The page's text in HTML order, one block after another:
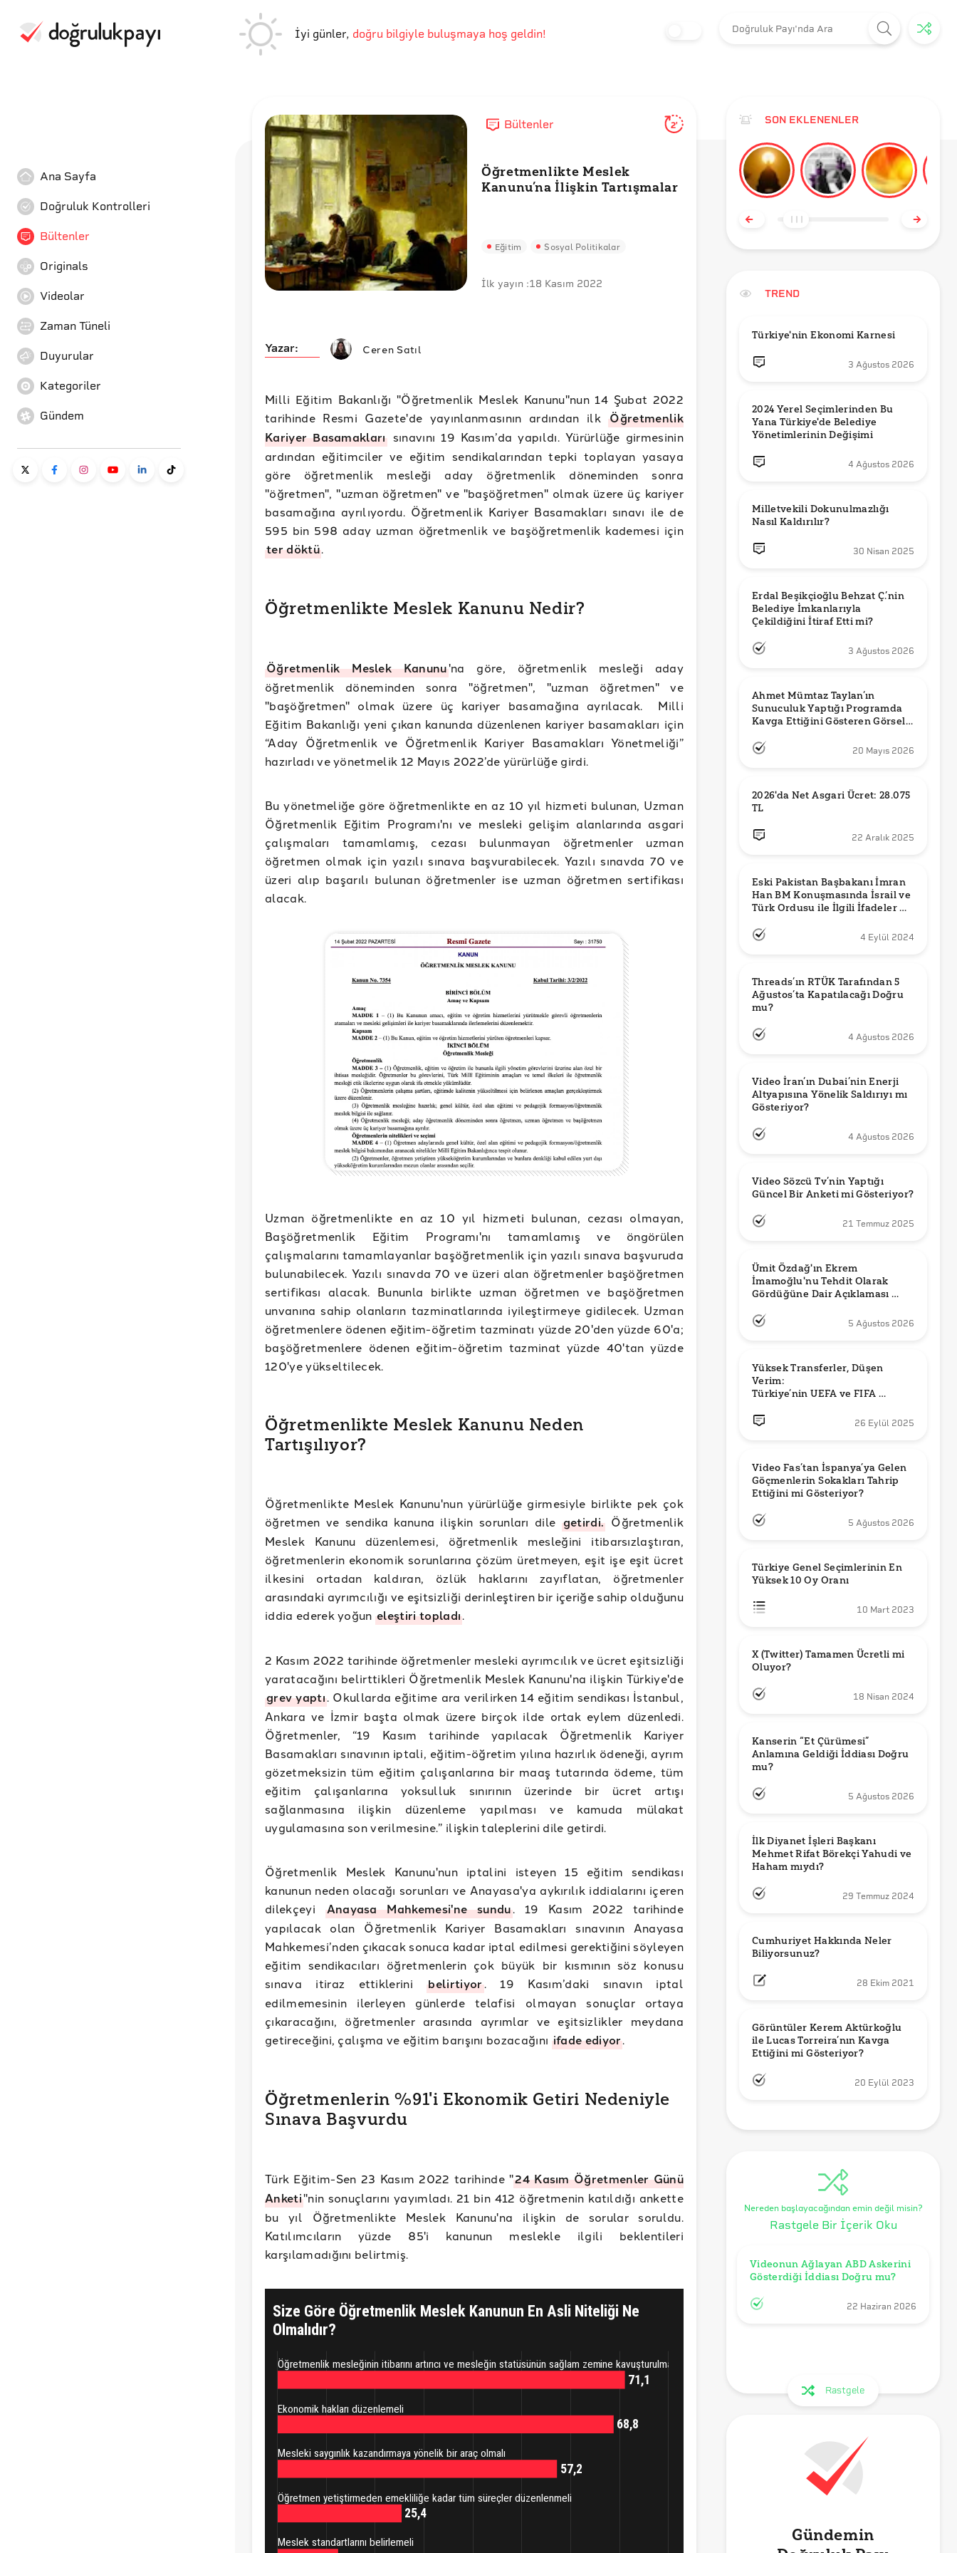
İyi günler, doğru bilgiyle buluşmaya hoş geldin!
Ana Sayfa
Doğruluk Kontrolleri
Bültenler
Originals
Videolar
Zaman Tüneli
Duyurular
Kategoriler
Gündem
Bültenler 2'
Öğretmenlikte Meslek
Kanunu’na İlişkin Tartışmalar
Eğitim Sosyal Politikalar
İlk yayın :18 Kasım 2022
Yazar: Ceren Satıl
Milli Eğitim Bakanlığı "Öğretmenlik Meslek Kanunu"nun 14 Şubat 2022
tarihinde Resmi Gazete'de yayınlanmasının ardından ilkÖğretmenlik
Kariyer Basamaklarısınavını 19 Kasım’da yapıldı. Yürürlüğe girmesinin
ardından eğitimciler ve eğitim sendikalarından tepki toplayan yasaya
göre öğretmenlik mesleği aday öğretmenlik döneminden sonra
"öğretmen", "uzman öğretmen" ve "başöğretmen" olmak üzere üç kariyer
basamağına ayrılıyordu. Öğretmenlik Kariyer Basamakları sınavı ile de
595 bin 598 aday uzman öğretmenlik ve başöğretmenlik kademesi için
ter döktü.
Öğretmenlikte Meslek Kanunu Nedir?
Öğretmenlik Meslek Kanunu'na göre, öğretmenlik mesleği aday
öğretmenlik döneminden sonra "öğretmen", "uzman öğretmen" ve
"başöğretmen" olmak üzere üç kariyer basamağına ayrılacak. Milli
Eğitim Bakanlığı yeni çıkan kanunda düzenlenen kariyer basamakları için
“Aday Öğretmenlik ve Öğretmenlik Kariyer Basamakları Yönetmeliği”
hazırladı ve yönetmelik 12 Mayıs 2022’de yürürlüğe girdi.
Bu yönetmeliğe göre öğretmenlikte en az 10 yıl hizmeti bulunan, Uzman
Öğretmenlik Eğitim Programı'nı ve mesleki gelişim alanlarında asgari
çalışmaları tamamlamış, cezası bulunmayan öğretmenler uzman
öğretmen olmak için yazılı sınava başvurabilecek. Yazılı sınavda 70 ve
üzeri alıp başarılı bulunan öğretmenler ise uzman öğretmen sertifikası
alacak.
Uzman öğretmenlikte en az 10 yıl hizmeti bulunan, cezası olmayan,
Başöğretmenlik Eğitim Programı'nı tamamlamış ve öngörülen
çalışmalarını tamamlayanlar başöğretmenlik için yazılı sınava başvuruda
bulunabilecek. Yazılı sınavda 70 ve üzeri alan öğretmenler başöğretmen
sertifikası alacak. Bununla birlikte uzman öğretmen ve başöğretmen
unvanına sahip olanların tazminatlarında iyileştirmeye gidilecek. Uzman
öğretmenlere ödenen eğitim-öğretim tazminatı yüzde 20'den yüzde 60'a;
başöğretmenlere ödenen eğitim-öğretim tazminat yüzde 40'tan yüzde
120'ye yükseltilecek.
Öğretmenlikte Meslek Kanunu Neden
Tartışılıyor?
Öğretmenlikte Meslek Kanunu'nun yürürlüğe girmesiyle birlikte pek çok
öğretmen ve sendika kanuna ilişkin sorunları dile getirdi. Öğretmenlik
Meslek Kanunu düzenlemesi, öğretmenlik mesleğini itibarsızlaştıran,
öğretmenlerin ekonomik sorunlarına çözüm üretmeyen, eşit işe eşit ücret
ilkesini ortadan kaldıran, özlük haklarını zayıflatan, öğretmenler
arasındaki ayrımcılığı ve eşitsizliği derinleştiren bir içeriğe sahip olduğunu
iddia ederek yoğuneleştiri topladı.
2 Kasım 2022 tarihinde öğretmenler mesleki ayrımcılık ve ücret eşitsizliği
yaratacağını belirttikleri Öğretmenlik Meslek Kanunu'na ilişkin Türkiye'de
grev yaptı. Okullarda eğitime ara verilirken 14 eğitim sendikası İstanbul,
Ankara ve İzmir başta olmak üzere birçok ilde ortak eylem düzenledi.
Öğretmenler, “19 Kasım tarihinde yapılacak Öğretmenlik Kariyer
Basamakları sınavının iptali, eğitim-öğretim yılına hazırlık ödeneği, ayrım
gözetmeksizin tüm eğitim çalışanlarına bir maaş tutarında ödeme, tüm
eğitim çalışanlarına yoksulluk sınırının üzerinde bir ücret artışı
sağlanmasına ilişkin düzenleme yapılması ve kamuda mülakat
uygulamasına son verilmesine.” ilişkin taleplerini dile getirdi.
Öğretmenlik Meslek Kanunu'nun iptalini isteyen 15 eğitim sendikası
kanunun neden olacağı sorunları ve Anayasa'ya aykırılık iddialarını içeren
dilekçeyi Anayasa Mahkemesi'ne sundu. 19 Kasım 2022 tarihinde
yapılacak olan Öğretmenlik Kariyer Basamakları sınavının Anayasa
Mahkemesi’nden çıkacak sonuca kadar iptal edilmesi gerektiğini söyleyen
eğitim sendikacıları öğretmenlerin çok büyük bir kısmının söz konusu
sınava itiraz ettiklerinibelirtiyor. 19 Kasım’daki sınavın iptal
edilmemesinin ilerleyen günlerde telafisi olmayan sonuçlar ortaya
çıkaracağını, öğretmenler arasında ayrımlar ve eşitsizlikler meydana
getireceğini, çalışma ve eğitim barışını bozacağını ifade ediyor.
Öğretmenlerin %91'i Ekonomik Getiri Nedeniyle
Sınava Başvurdu
Türk Eğitim-Sen 23 Kasım 2022 tarihinde "24 Kasım Öğretmenler Günü
Anketi"nin sonuçlarını yayımladı. 21 bin 412 öğretmenin katıldığı ankette
bu yıl Öğretmenlikte Meslek Kanunu'na ilişkin de sorular soruldu.
Katılımcıların yüzde 85'i kanunun meslekle ilgili beklentileri
karşılamadığını belirtmiş.
SON EKLENENLER
TREND
Türkiye'nin Ekonomi Karnesi
3 Ağustos 2026
2024 Yerel Seçimlerinden Bu
Yana Türkiye'de Belediye
Yönetimlerinin Değişimi
4 Ağustos 2026
Milletvekili Dokunulmazlığı
Nasıl Kaldırılır?
30 Nisan 2025
Erdal Beşikçioğlu Behzat Ç.’nin
Belediye İmkanlarıyla
3 Ağustos 2026
Ahmet Mümtaz Taylan’ın
Sunuculuk Yaptığı Programda
Kavga Ettiğini Gösteren Görsel
20 Mayıs 2026
2026'da Net Asgari Ücret: 28.075
TL
22 Aralık 2025
Eski Pakistan Başbakanı İmran
Han BM Konuşmasında İsrail ve
Türk Ordusu ile İlgili İfadeler mi
4 Eylül 2024
Threads’ın RTÜK Tarafından 5
Ağustos’ta Kapatılacağı Doğru
mu?
4 Ağustos 2026
Video İran’ın Dubai’nin Enerji
Altyapısına Yönelik Saldırıyı mı
Gösteriyor?
4 Ağustos 2026
Video Sözcü Tv’nin Yaptığı
Güncel Bir Anketi mi Gösteriyor?
21 Temmuz 2025
Ümit Özdağ'ın Ekrem
İmamoğlu'nu Tehdit Olarak
Gördüğüne Dair Açıklaması
5 Ağustos 2026
Yüksek Transferler, Düşen
Verim:
Türkiye’nin UEFA ve FIFA
26 Eylül 2025
Video Fas’tan İspanya’ya Gelen
Göçmenlerin Sokakları Tahrip
Ettiğini mi Gösteriyor?
5 Ağustos 2026
Türkiye Genel Seçimlerinin En
Yüksek 10 Oy Oranı
10 Mart 2023
X (Twitter) Tamamen Ücretli mi
Oluyor?
18 Nisan 2024
Kanserin “Et Çürümesi”
Anlamına Geldiği İddiası Doğru
mu?
5 Ağustos 2026
İlk Diyanet İşleri Başkanı
Mehmet Rifat Börekçi Yahudi ve
Haham mıydı?
29 Temmuz 2024
Cumhuriyet Hakkında Neler
Biliyorsunuz?
28 Ekim 2021
Görüntüler Kerem Aktürkoğlu
ile Lucas Torreira’nın Kavga
Ettiğini mi Gösteriyor?
20 Eylül 2023
Nereden başlayacağından emin değil misin?
Rastgele Bir İçerik Oku
Videonun Ağlayan ABD Askerini
Gösterdiği İddiası Doğru mu?
22 Haziran 2026
Rastgele
Gündemin